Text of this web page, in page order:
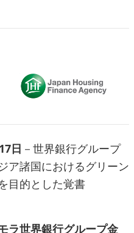
日 －世界銀行グループ
ア諸国におけるグリーン
目的とした覚書
ラ世界銀行グループ金